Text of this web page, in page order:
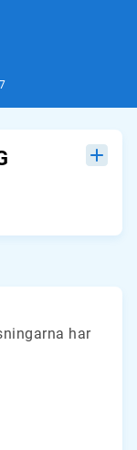
har